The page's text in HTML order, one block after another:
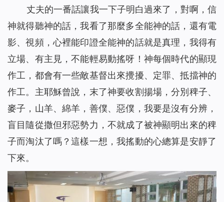
丈夫的一番話讓我一下子明白過來了，對啊，信
神就得聽神的話，我看了那麼多全能神的話，還有電
影、視頻，心裡能印證全能神的話就是真理，我得有
立場、有主見，不能輕易動搖呀！神每個時代的顯現
作工，都會有一些敵基督出來攪擾、定罪、抵擋神的
作工。主耶穌曾說，末了神要收割揚場，分別稗子、
麥子，山羊、綿羊，善僕、惡僕，我要是沒有分辨，
盲目隨從撒但邪惡勢力，不就成了被神顯明出來的稗
子而淘汰了嗎？這樣一想，我搖動的心總算是安靜了
下來。